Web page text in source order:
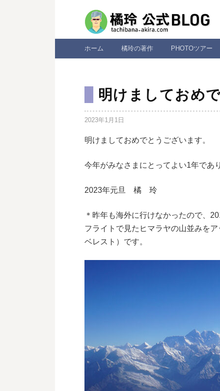
ツ
ホーム 橘玲の著作 PHOTOツアー
明けましておめ
2023年1月1日
明けましておめでとうございます。
今年がみなさまにとってよい1年であ
2023年元旦 橘 玲
＊昨年も海外に行けなかったので、
フライトで見たヒマラヤの山並みを
ベレスト）です。